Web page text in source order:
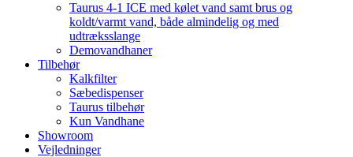
Taurus 4-1 ICE med kølet vand samt brus og
koldt/varmt vand, både almindelig og med
udtræksslange
Demovandhaner
Tilbehør
Kalkfilter
Sæbedispenser
Taurus tilbehør
Kun Vandhane
Showroom
Vejledninger